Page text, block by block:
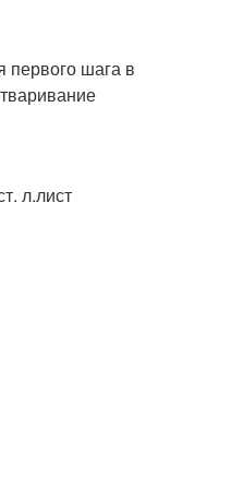
первого шага в
л.лист